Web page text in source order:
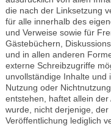
die nach der Linksetzung
für alle innerhalb des
und Verweise sowie für
Gästebüchern,
und in allen anderen
externe Schreibzugriffe
unvollständige Inhalte
Nutzung oder
entstehen, haftet allein
wurde, nicht derjenige,
Veröffentlichung lediglich